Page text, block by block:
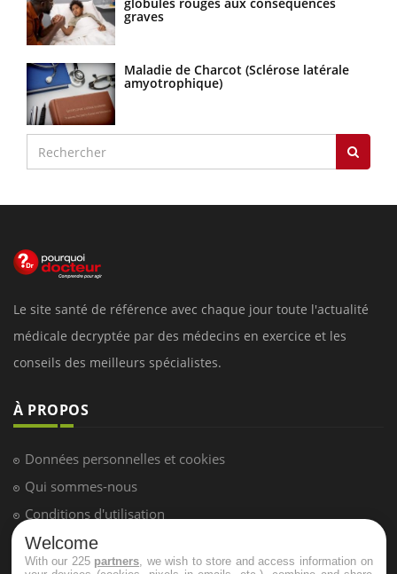
graves
Maladie de Charcot (Sclérose latérale
amyotrophique)
Le site santé de référence avec chaque jour toute l'actualité
médicale decryptée par des médecins en exercice et les
conseils des meilleurs spécialistes.
À PROPOS
Données personnelles et cookies
Qui sommes-nous
Conditions d'utilisation
Plan du site
Mentions Légales
Welcome
With our 225 partners , we wish to store and access information on